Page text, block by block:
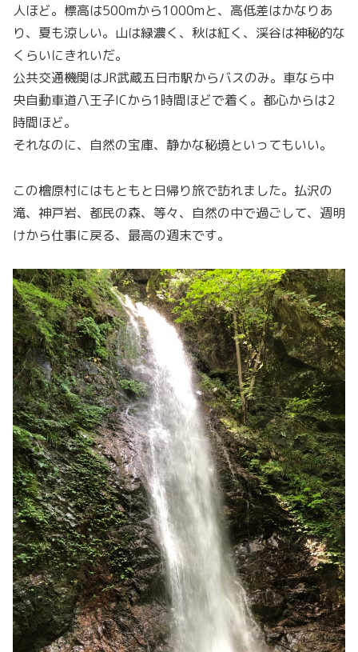
人ほど。標高は500mから1000mと、高低差はかなりあ
り、夏も涼しい。山は緑濃く、秋は紅く、渓谷は神秘的な
くらいにきれいだ。
公共交通機関はJR武蔵五日市駅からバスのみ。車なら中
央自動車道八王子ICから1時間ほどで着く。都心からは2
時間ほど。
それなのに、自然の宝庫、静かな秘境といってもいい。
この檜原村にはもともと日帰り旅で訪れました。払沢の
滝、神戸岩、都民の森、等々、自然の中で過ごして、週明
けから仕事に戻る、最高の週末です。